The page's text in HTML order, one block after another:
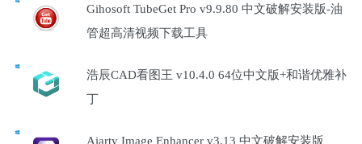
Gihosoft TubeGet Pro v9.9.80 中文破解安装版-油
管超高清视频下载工具
浩辰CAD看图王 v10.4.0 64位中文版+和谐优雅补
丁
Aiarty Image Enhancer v3.13 中文破解安装版